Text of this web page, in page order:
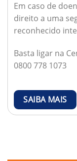
Em caso de
direito a uma
reconhecido
Basta ligar na
0800 778 1073
SAIBA MAIS